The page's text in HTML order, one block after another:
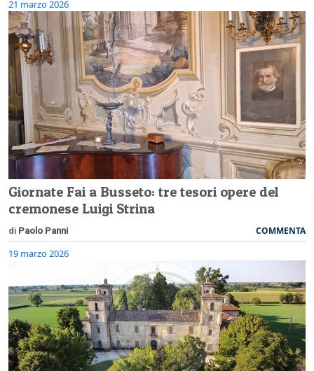
21 marzo 2026
Giornate Fai a Busseto: tre tesori opere del
cremonese Luigi Strina
di Paolo Panni COMMENTA
19 marzo 2026